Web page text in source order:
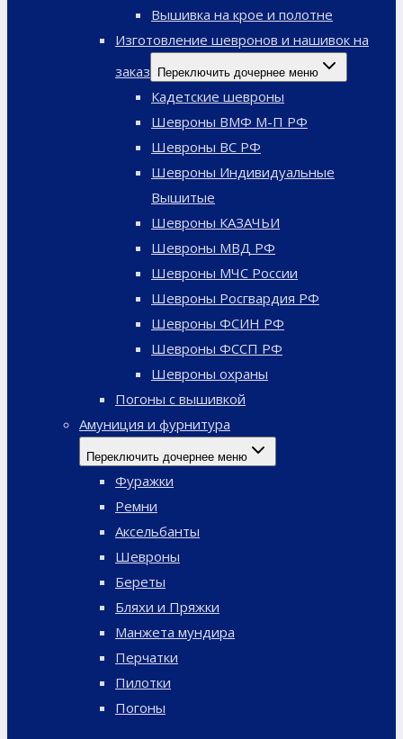
Вышивка на крое и полотне
Изготовление шевронов и нашивок на
заказ
Переключить дочернее меню
Кадетские шевроны
Шевроны ВМФ М-П РФ
Шевроны ВС РФ
Шевроны Индивидуальные
Вышитые
Шевроны КАЗАЧЬИ
Шевроны МВД РФ
Шевроны МЧС России
Шевроны Росгвардия РФ
Шевроны ФСИН РФ
Шевроны ФССП РФ
Шевроны охраны
Погоны с вышивкой
Амуниция и фурнитура
Переключить дочернее меню
Фуражки
Ремни
Аксельбанты
Шевроны
Береты
Бляхи и Пряжки
Манжета мундира
Перчатки
Пилотки
Погоны